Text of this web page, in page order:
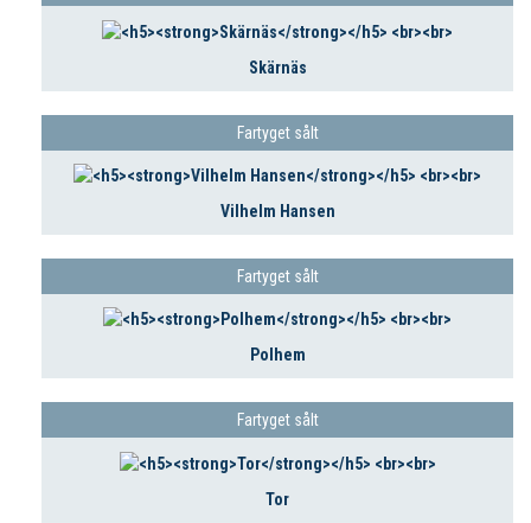
Skärnäs
Fartyget sålt
Vilhelm Hansen
Fartyget sålt
Polhem
Fartyget sålt
Tor